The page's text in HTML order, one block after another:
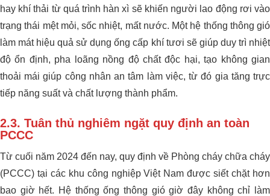
hay khí thải từ quá trình hàn xì sẽ khiến người lao động rơi vào
trạng thái mệt mỏi, sốc nhiệt, mất nước. Một hệ thống thông gió
làm mát hiệu quả sử dụng ống cấp khí tươi sẽ giúp duy trì nhiệt
độ ổn định, pha loãng nồng độ chất độc hại, tạo không gian
thoải mái giúp công nhân an tâm làm việc, từ đó gia tăng trực
tiếp năng suất và chất lượng thành phẩm.
2.3. Tuân thủ nghiêm ngặt quy định an toàn
PCCC
Từ cuối năm 2024 đến nay, quy định về Phòng cháy chữa cháy
(PCCC) tại các khu công nghiệp Việt Nam được siết chặt hơn
bao giờ hết. Hệ thống ống thông gió giờ đây không chỉ làm